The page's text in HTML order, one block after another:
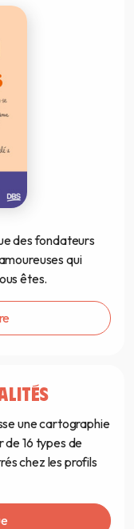
des fondateurs
qui
êtes.
une cartographie
16 types de
chez les profils